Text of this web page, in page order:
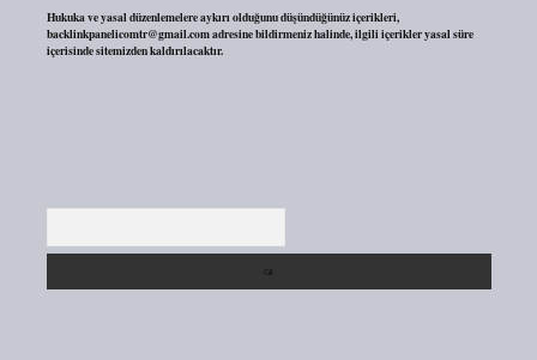
Hukuka ve yasal düzenlemelere aykırı olduğunu düşündüğünüz içerikleri,
backlinkpanelicomtr@gmail.comadresine bildirmeniz halinde, ilgili içerikler yasal süre
içerisinde sitemizden kaldırılacaktır.